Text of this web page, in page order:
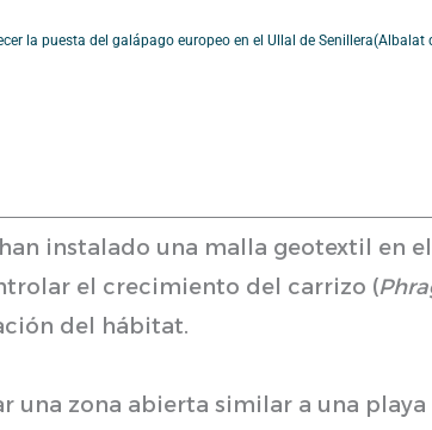
la puesta del galápago europeo en el Ullal de Senillera(Albalat
instalado una malla geotextil en
el crecimiento del carrizo (
del hábitat.
una zona abierta similar a una